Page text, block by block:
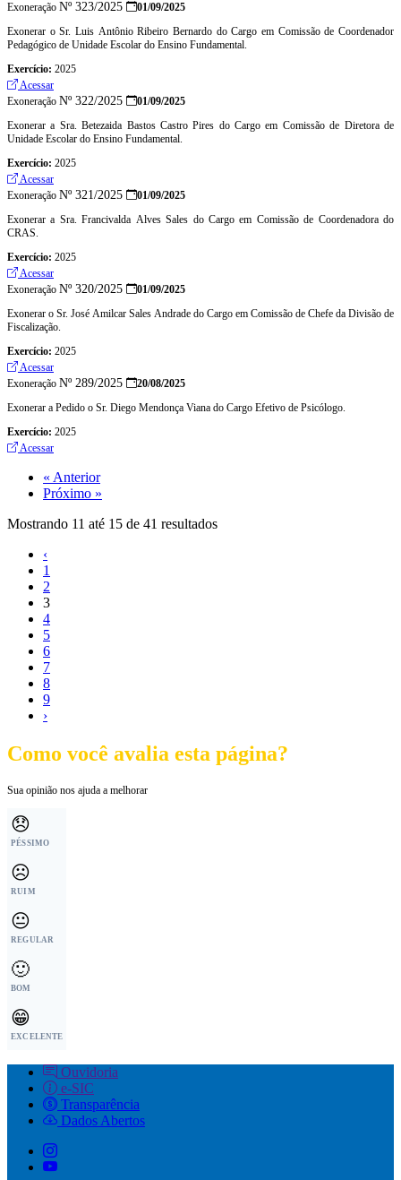
Exoneração Nº 323/2025
01/09/2025
Exonerar o Sr. Luis Antônio Ribeiro Bernardo do Cargo em Comissão de Coordenador
Pedagógico de Unidade Escolar do Ensino Fundamental.
Exercício: 2025
Acessar
Exoneração Nº 322/2025
01/09/2025
Exonerar a Sra. Betezaida Bastos Castro Pires do Cargo em Comissão de Diretora de
Unidade Escolar do Ensino Fundamental.
Exercício: 2025
Acessar
Exoneração Nº 321/2025
01/09/2025
Exonerar a Sra. Francivalda Alves Sales do Cargo em Comissão de Coordenadora do
CRAS.
Exercício: 2025
Acessar
Exoneração Nº 320/2025
01/09/2025
Exonerar o Sr. José Amilcar Sales Andrade do Cargo em Comissão de Chefe da Divisão de
Fiscalização.
Exercício: 2025
Acessar
Exoneração Nº 289/2025
20/08/2025
Exonerar a Pedido o Sr. Diego Mendonça Viana do Cargo Efetivo de Psicólogo.
Exercício: 2025
Acessar
« Anterior
Próximo »
Mostrando 11 até 15 de 41 resultados
‹
1
2
3
4
5
6
7
8
9
›
Como você avalia esta página?
Sua opinião nos ajuda a melhorar
😞
PÉSSIMO
☹️
RUIM
😐
REGULAR
🙂
BOM
😁
EXCELENTE
Ouvidoria
e-SIC
Transparência
Dados Abertos